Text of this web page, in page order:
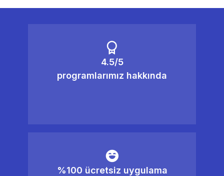
4.5/5
programlarımız hakkında
%100 ücretsiz uygulama